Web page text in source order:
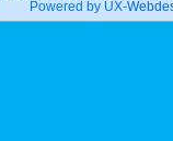
Powered by UX-